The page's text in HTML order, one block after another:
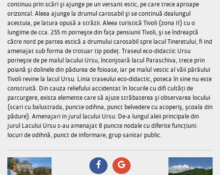
continuu prin scări şi ajunge pe un versant estic, pe care trece aproape
orizontal. Aleea ajunge la drumul carosabil şi se continuă dealungul
acestuia, pe latura opusă a străzii. Aleea turistică Tivoli (zona II) cu o
lungime de cca. 255 m porneşte din faţa pensiunii Tivoli, şi se îndreaptă
către nord pe partea estică a drumului carosabil spre lacul Tineretului, fi ind
amenajat sub forma de trotuar tip podeţ. Traseul eco-didactic Ursu
porneşte de pe malul lacului Ursu, înconjoară lacul Paraschiva, trece prin
poiană şi dolinele din pădurea de foioase, iar pe malul vestic al văii pârâului
Tivoli revine la lacul Ursu. Linia traseului eco-didactic, poteca în sine nu este
construită. Din cauza reliefului accidentat în locurile cu difi cultăţi de
parcurgere, exista elemente care să ajute străbaterea şi observarea locului
(scari cu balustrada, puncte odihna, punct belvedere cu acoperiş, şcoala din
pădure). Amenajari in jurul lacului Ursu: De-a lungul aleii principale din
jurul Lacului Ursu s-au amenajat 8 puncte nodale cu diferite funcţiuni:
locuri de odihnă, punct de informare, grup sanitar public.